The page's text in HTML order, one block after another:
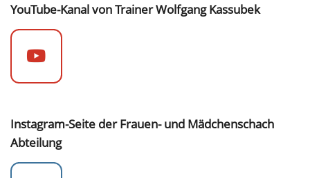
YouTube-Kanal von Trainer Wolfgang Kassubek
Instagram-Seite der Frauen- und Mädchenschach
Abteilung